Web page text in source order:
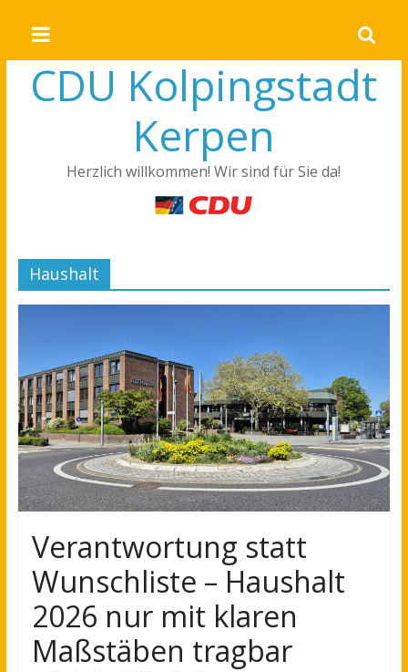
CDU Kolpingstadt
Kerpen
Herzlich willkommen! Wir sind für Sie da!
Haushalt
Verantwortung statt
Wunschliste – Haushalt
2026 nur mit klaren
Maßstäben tragbar